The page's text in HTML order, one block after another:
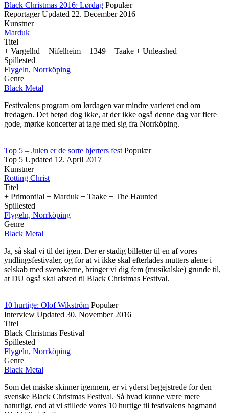
Black Christmas 2016: Lørdag Populær
Reportager Updated 22. December 2016
Kunstner
Marduk
Titel
+ Vargelhd + Nifelheim + 1349 + Taake + Unleashed
Spillested
Flygeln, Norrköping
Genre
Black Metal
Festivalens program om lørdagen var mindre varieret end om
fredagen. Det betød dog ikke, at der ikke også denne dag var flere
gode, mørke koncerter at tage med sig fra Norrköping.
Top 5 – Julen er de sorte hjerters fest Populær
Top 5 Updated 12. April 2017
Kunstner
Rotting Christ
Titel
+ Primordial + Marduk + Taake + The Haunted
Spillested
Flygeln, Norrköping
Genre
Black Metal
Ja, så skal vi til det igen. Der er stadig billetter til en af vores
yndlingsfestivaler, og for at vi ikke skal efterlades mutters alene i
selskab med svenskerne, bringer vi dig fem (musikalske) grunde til,
at DU også skal afsted til Black Christmas Festival.
10 hurtige: Olof Wikström Populær
Interview Updated 30. November 2016
Titel
Black Christmas Festival
Spillested
Flygeln, Norrköping
Genre
Black Metal
Som det måske skinner igennem, er vi yderst begejstrede for den
svenske Black Christmas Festival. Så hvad kunne være mere
naturligt, end at vi stillede vores 10 hurtige til festivalens bagmand